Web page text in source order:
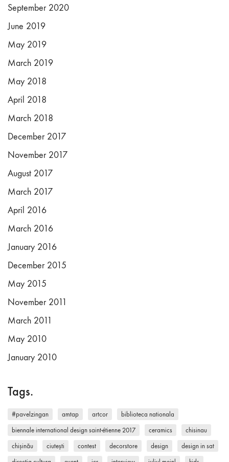
September 2020
June 2019
May 2019
March 2019
May 2018
April 2018
March 2018
December 2017
November 2017
August 2017
March 2017
April 2016
March 2016
January 2016
December 2015
May 2015
November 2011
March 2011
May 2010
January 2010
Tags.
#pavelzingan amtap artcor biblioteca nationala
biennale international design saint-étienne 2017 ceramics chisinau
chișinău ciutești contest decorstore design design in sat